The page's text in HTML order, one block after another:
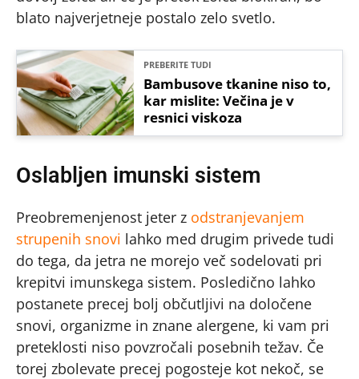
blato najverjetneje postalo zelo svetlo.
PREBERITE TUDI
Bambusove tkanine niso to,
kar mislite: Večina je v
resnici viskoza
Oslabljen imunski sistem
Preobremenjenost jeter z odstranjevanjem
strupenih snovi lahko med drugim privede tudi
do tega, da jetra ne morejo več sodelovati pri
krepitvi imunskega sistem. Posledično lahko
postanete precej bolj občutljivi na določene
snovi, organizme in znane alergene, ki vam pri
preteklosti niso povzročali posebnih težav. Če
torej zbolevate precej pogosteje kot nekoč, se